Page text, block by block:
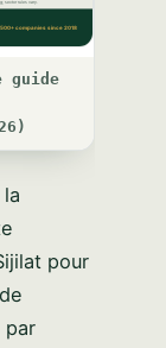
guide
pour
par